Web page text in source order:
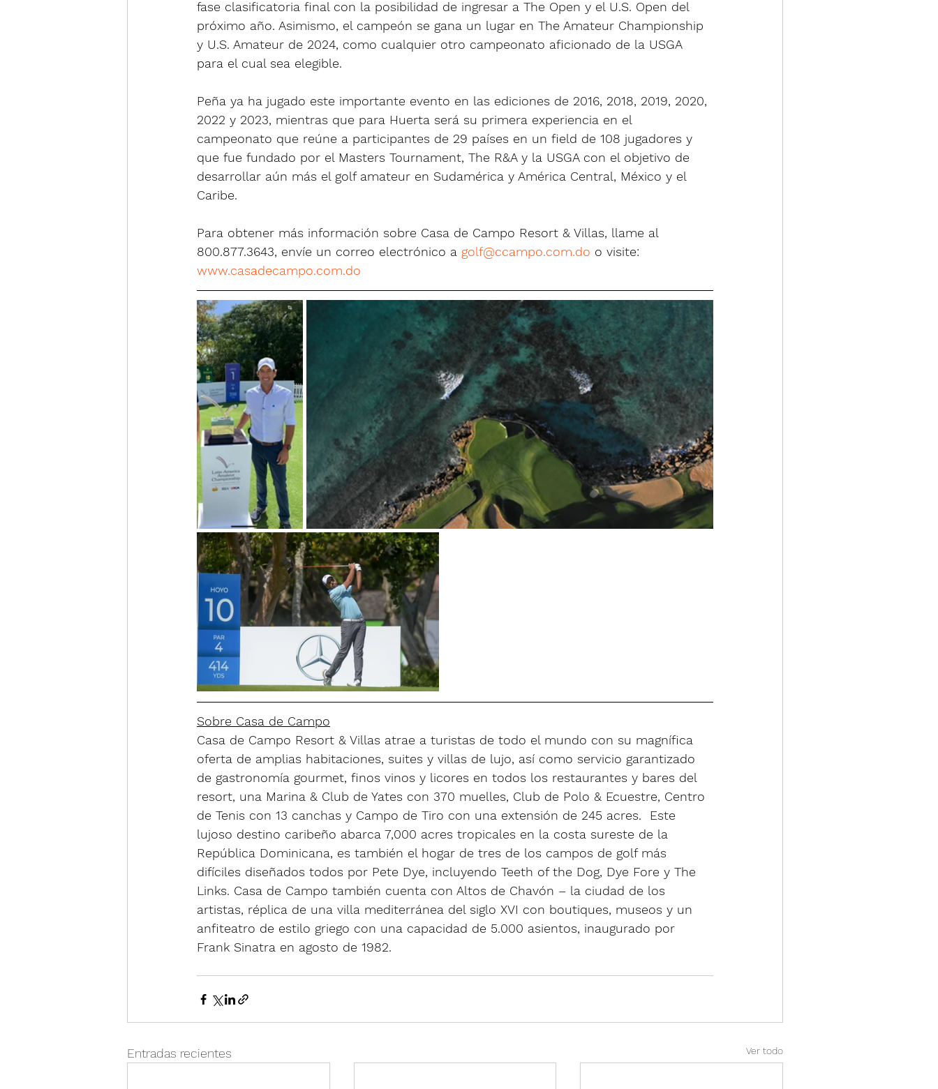
fase clasificatoria final con la posibilidad de ingresar a The Open y el U.S. Open del
próximo año. Asimismo, el campeón se gana un lugar en The Amateur Championship
y U.S. Amateur de 2024, como cualquier otro campeonato aficionado de la USGA
para el cual sea elegible.
Peña ya ha jugado este importante evento en las ediciones de 2016, 2018, 2019, 2020,
2022 y 2023, mientras que para Huerta será su primera experiencia en el
campeonato que reúne a participantes de 29 países en un field de 108 jugadores y
que fue fundado por el Masters Tournament, The R&A y la USGA con el objetivo de
desarrollar aún más el golf amateur en Sudamérica y América Central, México y el
Caribe.
Para obtener más información sobre Casa de Campo Resort & Villas, llame al
800.877.3643, envíe un correo electrónico a golf@ccampo.com.do o visite:
www.casadecampo.com.do
Sobre Casa de Campo
Casa de Campo Resort & Villas atrae a turistas de todo el mundo con su magnífica
oferta de amplias habitaciones, suites y villas de lujo, así como servicio garantizado
de gastronomía gourmet, finos vinos y licores en todos los restaurantes y bares del
resort, una Marina & Club de Yates con 370 muelles, Club de Polo & Ecuestre, Centro
de Tenis con 13 canchas y Campo de Tiro con una extensión de 245 acres.  Este
lujoso destino caribeño abarca 7,000 acres tropicales en la costa sureste de la
República Dominicana, es también el hogar de tres de los campos de golf más
difíciles diseñados todos por Pete Dye, incluyendo Teeth of the Dog, Dye Fore y The
Links. Casa de Campo también cuenta con Altos de Chavón – la ciudad de los
artistas, réplica de una villa mediterránea del siglo XVI con boutiques, museos y un
anfiteatro de estilo griego con una capacidad de 5.000 asientos, inaugurado por
Frank Sinatra en agosto de 1982.
Entradas recientes Ver todo